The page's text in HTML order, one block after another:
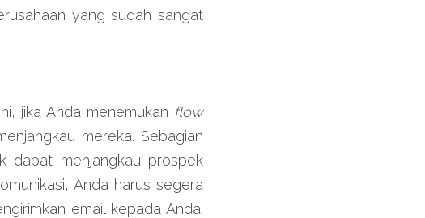
yang sudah sangat
jika Anda menemukan flow
mereka. Sebagian
dapat menjangkau prospek
Anda harus segera
email kepada Anda.